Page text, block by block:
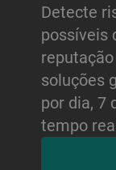
Detecte
possíveis
soluções
por dia, 7
tempo